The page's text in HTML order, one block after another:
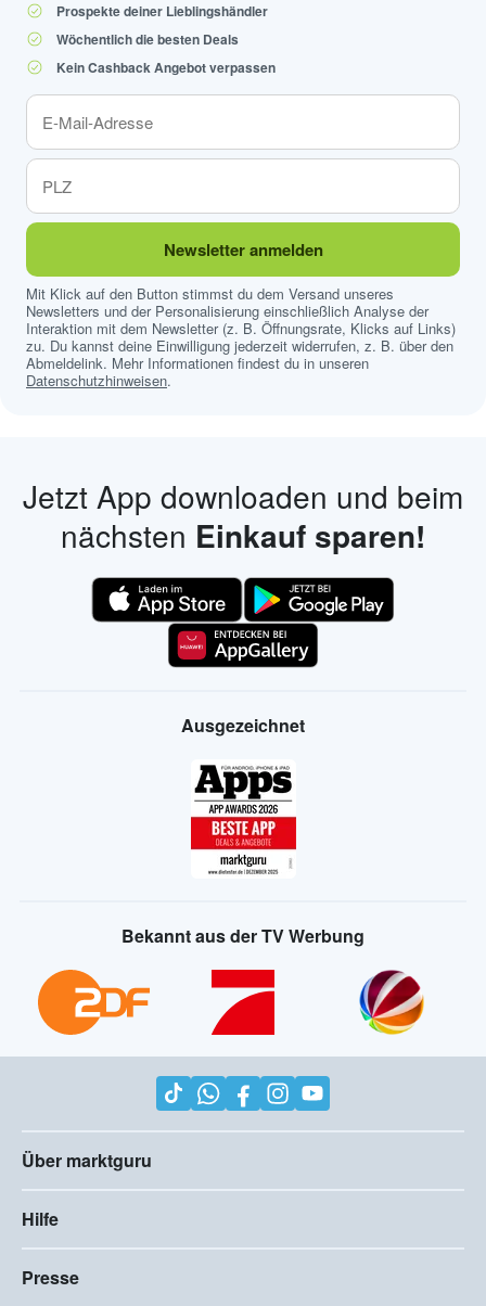
Prospekte deiner Lieblingshändler
Wöchentlich die besten Deals
Kein Cashback Angebot verpassen
Newsletter anmelden
Mit Klick auf den Button stimmst du dem Versand unseres
Newsletters und der Personalisierung einschließlich Analyse der
Interaktion mit dem Newsletter (z. B. Öffnungsrate, Klicks auf Links)
zu. Du kannst deine Einwilligung jederzeit widerrufen, z. B. über den
Abmeldelink. Mehr Informationen findest du in unseren
Datenschutzhinweisen.
Jetzt App downloaden und beim
nächsten Einkauf sparen!
Ausgezeichnet
Bekannt aus der TV Werbung
Über marktguru
Hilfe
Presse